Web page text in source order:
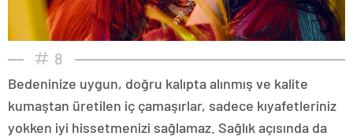
8
Bedeninize uygun, doğru kalıpta alınmış ve kalite
kumaştan üretilen iç çamaşırlar, sadece kıyafetleriniz
yokken iyi hissetmenizi sağlamaz. Sağlık açısında da